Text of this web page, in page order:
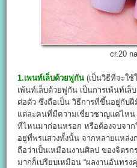
cr.20
1.เพนท์เล็บด้วยพู่กัน (เป็นวิธีที่จะใช้
เพ้นท์เล็บด้วยพู่กัน เป็นการเพ้นท์เ
ต่อตัว ซึ่งถือเป็น วิธีการที่ขึ้นอยู่กับ
แต่ละคนที่มีความเชี่ยวชาญแค่ไห
ที่ไหนมาก่อนหรอก หรือต้องจบจา
อยู่ที่พรแสวงทั้งนั้น จากหลายแหล่ง
ถือว่าเป็นเหมือนงานศิลป ของจิตร
มากก็เปรียบเหมือน “ผลงานอันทร